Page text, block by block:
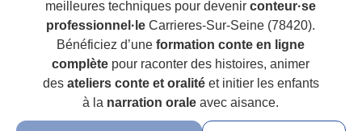
meilleures techniques pour devenirconteur·se
professionnel·le Carrieres-Sur-Seine (78420).
Bénéficiez d’uneformation conte en ligne
complète pour raconter des histoires, animer
des ateliers conte et oralitéet initier les enfants
à la narration orale avec aisance.